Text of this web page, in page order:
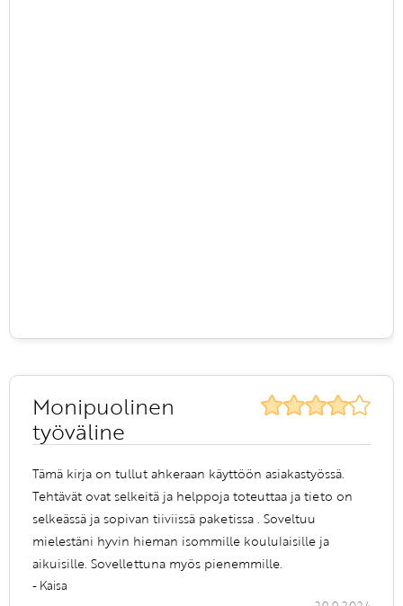
Monipuolinen
työväline
Tämä kirja on tullut ahkeraan käyttöön asiakastyössä.
Tehtävät ovat selkeitä ja helppoja toteuttaa ja tieto on
selkeässä ja sopivan tiiviissä paketissa . Soveltuu
mielestäni hyvin hieman isommille koululaisille ja
aikuisille. Sovellettuna myös pienemmille.
- Kaisa